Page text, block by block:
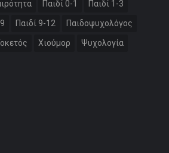
Παιδί 0-1 Παιδί 1-3
Παιδί 9-12 Παιδοψυχολόγος
Χιούμορ Ψυχολογία